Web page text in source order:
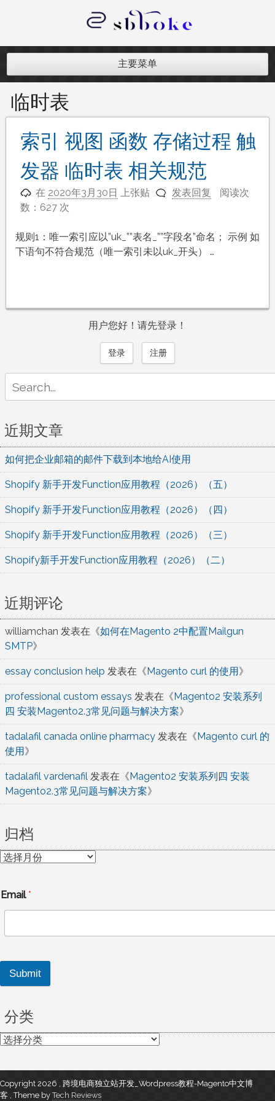
内
记录跨境电商独立站开发遇到的点点
主要菜单
临时表
索引 视图 函数 存储过程 触
发器 临时表 相关规范
在 2020年3月30日 上张贴 发表回复
阅读次
数：627 次
规则1：唯一索引应以”uk_””表名_””字段名”命名； 示例 如
下语句不符合规范（唯一索引未以uk_开头） …
用户您好！请先登录！
登录 注册
for:
近期文章
如何把企业邮箱的邮件下载到本地给AI使用
Shopify 新手开发Function应用教程（2026）（五）
Shopify 新手开发Function应用教程（2026）（四）
Shopify 新手开发Function应用教程（2026）（三）
Shopify新手开发Function应用教程（2026）（二）
近期评论
williamchan 发表在《如何在Magento 2中配置Mailgun
SMTP》
essay conclusion help 发表在《Magento curl 的使用》
professional custom essays 发表在《Magento2 安装系列
四 安装Magento2.3常见问题与解决方案》
tadalafil canada online pharmacy 发表在《Magento curl 的
使用》
tadalafil vardenafil 发表在《Magento2 安装系列四 安装
Magento2.3常见问题与解决方案》
归档
归
Email*
Submit
分类
分
Copyright 2026 , 跨境电商独立站开发_Wordpress教程-Magento中文博
客 ,Theme byTech Reviews